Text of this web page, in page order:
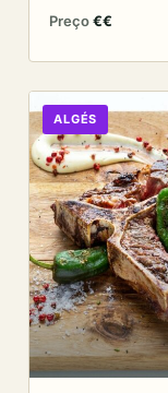
Preço€€
ALGÉS